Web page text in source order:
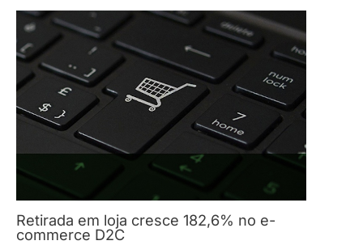
Retirada em loja cresce 182,6% no e-
commerce D2C